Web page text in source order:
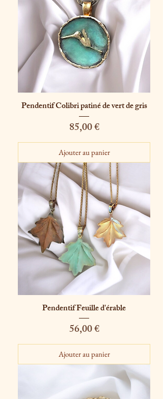
Pendentif Colibri patiné de vert de gris
Prix
85,00 €
Ajouter au panier
Pendentif Feuille d'érable
Prix
56,00 €
Ajouter au panier